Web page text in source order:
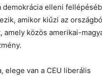
demokrácia elleni
amikor kiűzi az
amely közös amerikai-
elege van a CEU liberális